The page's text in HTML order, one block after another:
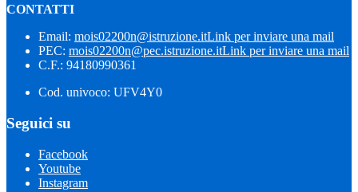
CONTATTI
Email: mois02200n@istruzione.itLink per inviare una mail
PEC: mois02200n@pec.istruzione.itLink per inviare una mail
C.F.: 94180990361
Cod. univoco: UFV4Y0
Seguici su
Facebook
Youtube
Instagram